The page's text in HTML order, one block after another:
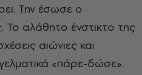
Την έσωσε ο
αλάθητο ένστικτο της
αιώνιες και
«πάρε-δώσε».